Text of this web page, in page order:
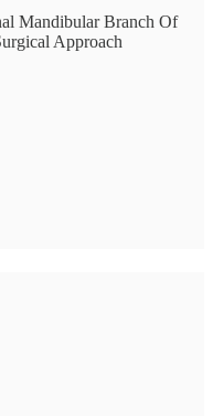
Mandibular Branch Of
Approach